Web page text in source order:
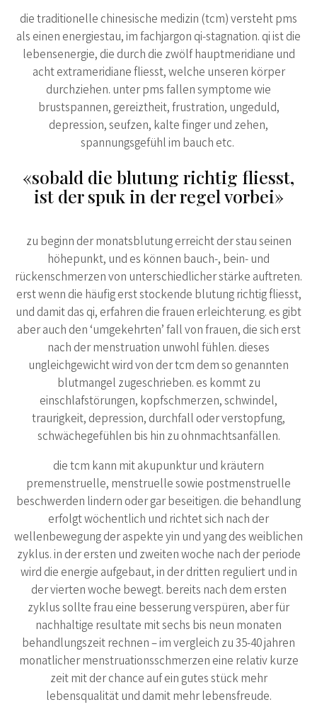
die traditionelle chinesische medizin (tcm) versteht pms
als einen energiestau, im fachjargon qi-stagnation. qi ist die
lebensenergie, die durch die zwölf hauptmeridiane und
acht extrameridiane fliesst, welche unseren körper
durchziehen. unter pms fallen symptome wie
brustspannen, gereiztheit, frustration, ungeduld,
depression, seufzen, kalte finger und zehen,
spannungsgefühl im bauch etc.
«sobald die blutung richtig fliesst,
ist der spuk in der regel vorbei»
zu beginn der monatsblutung erreicht der stau seinen
höhepunkt, und es können bauch-, bein- und
rückenschmerzen von unterschiedlicher stärke auftreten.
erst wenn die häufig erst stockende blutung richtig fliesst,
und damit das qi, erfahren die frauen erleichterung. es gibt
aber auch den ‘umgekehrten’ fall von frauen, die sich erst
nach der menstruation unwohl fühlen. dieses
ungleichgewicht wird von der tcm dem so genannten
blutmangel zugeschrieben. es kommt zu
einschlafstörungen, kopfschmerzen, schwindel,
traurigkeit, depression, durchfall oder verstopfung,
schwächegefühlen bis hin zu ohnmachtsanfällen.
die tcm kann mit akupunktur und kräutern
premenstruelle, menstruelle sowie postmenstruelle
beschwerden lindern oder gar beseitigen. die behandlung
erfolgt wöchentlich und richtet sich nach der
wellenbewegung der aspekte yin und yang des weiblichen
zyklus. in der ersten und zweiten woche nach der periode
wird die energie aufgebaut, in der dritten reguliert und in
der vierten woche bewegt. bereits nach dem ersten
zyklus sollte frau eine besserung verspüren, aber für
nachhaltige resultate mit sechs bis neun monaten
behandlungszeit rechnen – im vergleich zu 35-40 jahren
monatlicher menstruationsschmerzen eine relativ kurze
zeit mit der chance auf ein gutes stück mehr
lebensqualität und damit mehr lebensfreude.